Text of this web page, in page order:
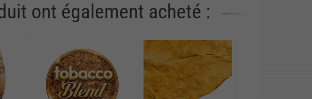
ont également acheté :